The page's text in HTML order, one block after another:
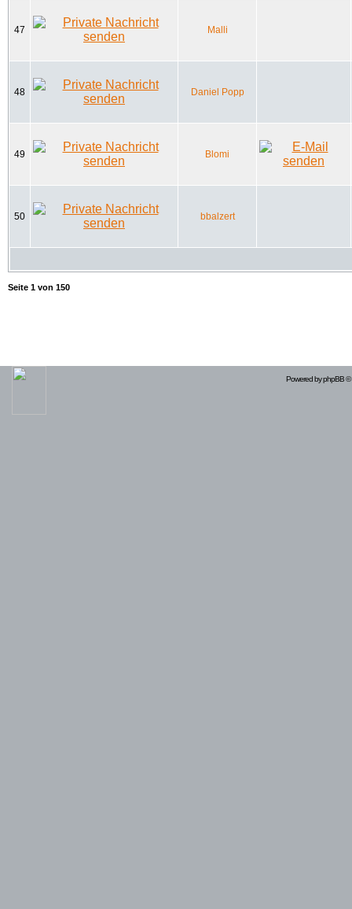
47 Malli
48 Daniel Popp
49 Blomi
50 bbalzert
Seite 1 von 150
Powered byphpBB©